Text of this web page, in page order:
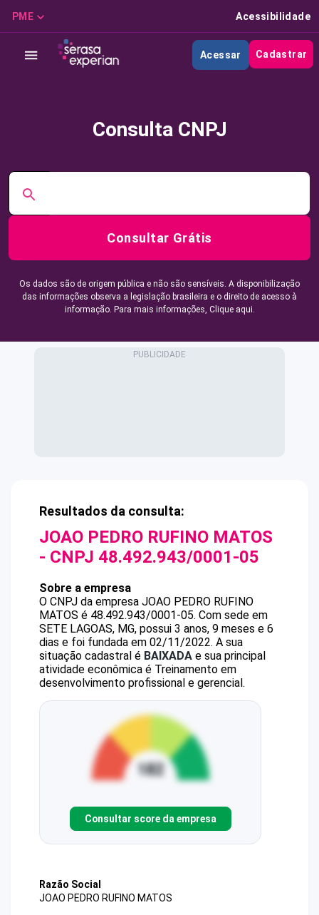
PME Acessibilidade
Acessar Cadastrar
Consulta CNPJ
Consultar Grátis
Os dados são de origem pública e não são sensíveis. A disponibilização
das informações observa a legislação brasileira e o direito de acesso à
informação. Para mais informações, Clique aqui.
Resultados da consulta:
JOAO PEDRO RUFINO MATOS
- CNPJ 48.492.943/0001-05
Sobre a empresa
O CNPJ da empresa JOAO PEDRO RUFINO
MATOS é 48.492.943/0001-05. Com sede em
SETE LAGOAS, MG, possui 3 anos, 9 meses e 6
dias e foi fundada em 02/11/2022. A sua
situação cadastral é BAIXADA e sua principal
atividade econômica é Treinamento em
desenvolvimento profissional e gerencial.
Consultar score da empresa
Razão Social
JOAO PEDRO RUFINO MATOS